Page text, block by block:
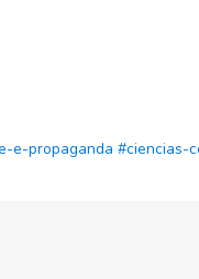
e-propaganda #ciencias-